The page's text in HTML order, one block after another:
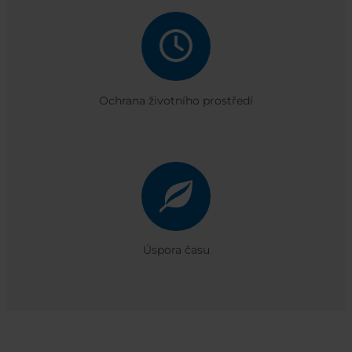
Ochrana životního prostředí
Úspora času